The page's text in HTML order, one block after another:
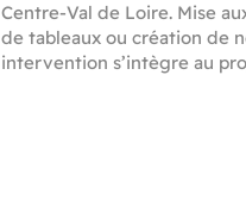
Centre-Val de Loire. Mise
de tableaux ou création de
intervention s’intègre au